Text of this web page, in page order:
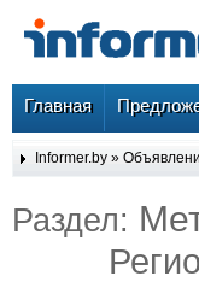
Главная
Informer.by »
Раздел: